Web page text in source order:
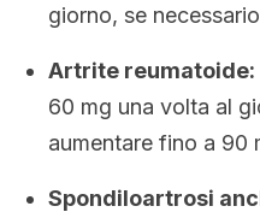
giorno, se
Artrite reumatoide:
60 mg una volta al
aumentare fino a 90
Spondiloartrosi